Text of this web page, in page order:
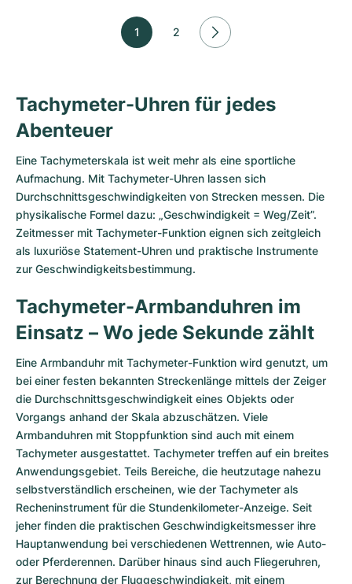
1 2
Tachymeter-Uhren für jedes
Abenteuer
Eine Tachymeterskala ist weit mehr als eine sportliche
Aufmachung. Mit Tachymeter-Uhren lassen sich
Durchschnittsgeschwindigkeiten von Strecken messen. Die
physikalische Formel dazu: „Geschwindigkeit = Weg/Zeit”.
Zeitmesser mit Tachymeter-Funktion eignen sich zeitgleich
als luxuriöse Statement-Uhren und praktische Instrumente
zur Geschwindigkeitsbestimmung.
Tachymeter-Armbanduhren im
Einsatz – Wo jede Sekunde zählt
Eine Armbanduhr mit Tachymeter-Funktion wird genutzt, um
bei einer festen bekannten Streckenlänge mittels der Zeiger
die Durchschnittsgeschwindigkeit eines Objekts oder
Vorgangs anhand der Skala abzuschätzen. Viele
Armbanduhren mit Stoppfunktion sind auch mit einem
Tachymeter ausgestattet. Tachymeter treffen auf ein breites
Anwendungsgebiet. Teils Bereiche, die heutzutage nahezu
selbstverständlich erscheinen, wie der Tachymeter als
Recheninstrument für die Stundenkilometer-Anzeige. Seit
jeher finden die praktischen Geschwindigkeits­messer ihre
Hauptanwendung bei verschiedenen Wettrennen, wie Auto-
oder Pferderennen. Darüber hinaus sind auch Fliegeruhren,
zur Berechnung der Fluggeschwindigkeit, mit einem